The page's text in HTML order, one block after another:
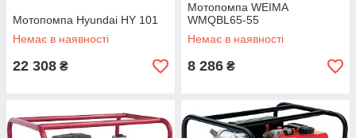
Мотопомпа Hyundai HY 101
Немає в наявності
22 308 ₴
Мотопомпа WEIMA
WMQBL65-55
Немає в наявності
8 286 ₴